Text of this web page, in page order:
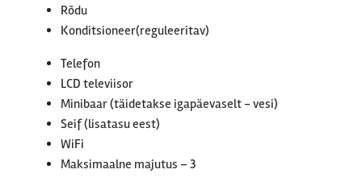
Rõdu
Konditsioneer(reguleeritav)
Telefon
LCD televiisor
Minibaar (täidetakse igapäevaselt - vesi)
Seif (lisatasu eest)
WiFi
Maksimaalne majutus – 3